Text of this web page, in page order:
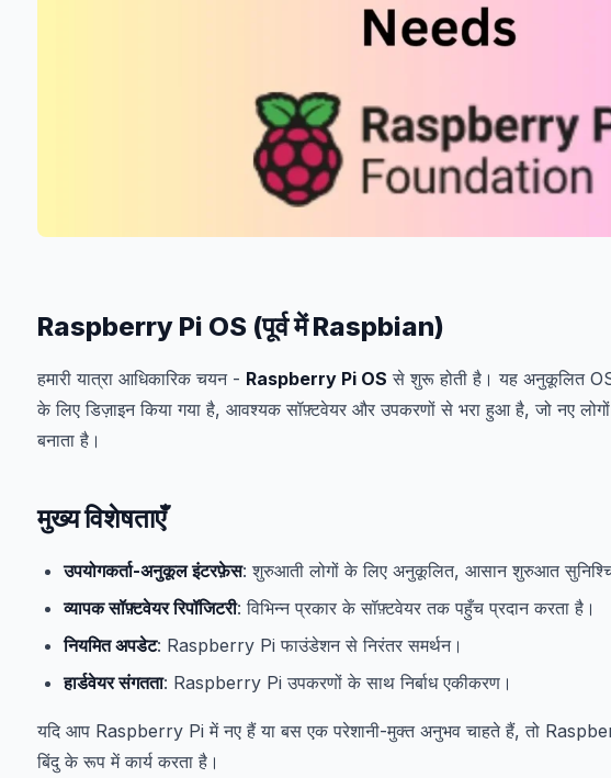
Raspberry Pi OS (पूर्व में Raspbian)
हमारी यात्रा आधिकारिक चयन - Raspberry Pi OS से शुरू होती है। यह अनुकूलित
के लिए डिज़ाइन किया गया है, आवश्यक सॉफ़्टवेयर और उपकरणों से भरा हुआ है, जो नए
बनाता है।
मुख्य विशेषताएँ
उपयोगकर्ता-अनुकूल इंटरफ़ेस: शुरुआती लोगों के लिए अनुकूलित, आसान शुरुआत
व्यापक सॉफ़्टवेयर रिपॉजिटरी: विभिन्न प्रकार के सॉफ़्टवेयर तक पहुँच प्रदान करता है।
नियमित अपडेट: Raspberry Pi फाउंडेशन से निरंतर समर्थन।
हार्डवेयर संगतता: Raspberry Pi उपकरणों के साथ निर्बाध एकीकरण।
यदि आप Raspberry Pi में नए हैं या बस एक परेशानी-मुक्त अनुभव चाहते हैं, तो
बिंदु के रूप में कार्य करता है।